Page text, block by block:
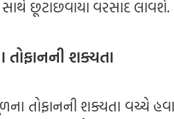
સાથે છૂટાછવાયા વરસાદ લાવશે.
તોફાનની શક્યતા
તોફાનની શક્યતા વચ્ચે